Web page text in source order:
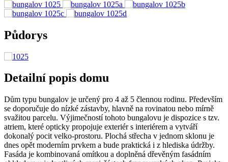
Půdorys
Detailní popis domu
Dům typu bungalov je určený pro 4 až 5 člennou rodinu. Především
se doporučuje do nízké zástavby, hlavně na rovinatou nebo mírně
svažitou parcelu. Výjimečností tohoto bungalovu je dispozice s tzv.
atriem, které opticky propojuje exteriér s interiérem a vytváří
dokonalý pocit velko-prostoru. Plochá střecha v jednom sklonu je
dnes opět moderním prvkem a bude praktická i z hlediska údržby.
Fasáda je kombinovaná omítkou a doplněná dřevěným fasádním